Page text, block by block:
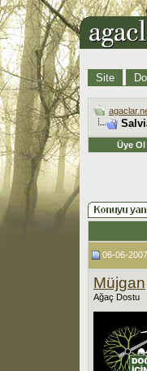
Site
Üye Ol
06-06-
Müjgan
Ağaç Dostu